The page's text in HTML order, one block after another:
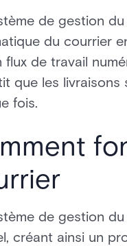
de gestion
du courrier
flux de travail
que les
fois.
de gestion
créant ainsi un